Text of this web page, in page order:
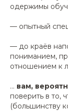
одержимы
— опытный
— до краёв
пониманием,
отношением к
... вам,
поверить в то,
(большинству